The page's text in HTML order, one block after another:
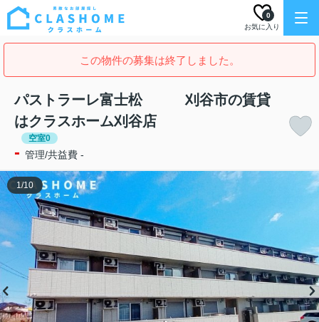
お気に入り
0
この物件の募集は終了しました。
パストラーレ富士松 刈谷市の賃貸
はクラスホーム刈谷店
空室0
- 管理/共益費 -
1/10